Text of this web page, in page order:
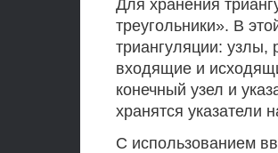
Для хранения
треугольники». В
триангуляции: узлы,
входящие и
конечный узел и
хранятся указатели
С использованием